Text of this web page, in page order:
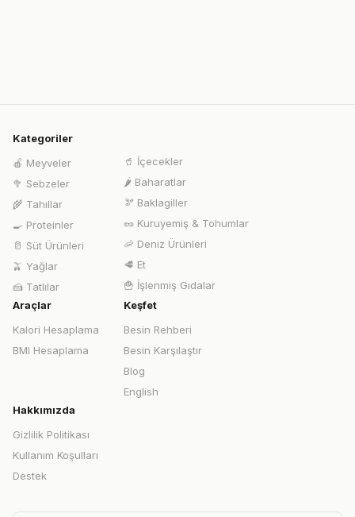
Kategoriler
🍎 Meyveler
🥦 Sebzeler
🌾 Tahıllar
🍳 Proteinler
🥛 Süt Ürünleri
🫒 Yağlar
🍰 Tatlılar
🥤 İçecekler
🌶️ Baharatlar
🫘 Baklagiller
🥜 Kuruyemiş & Tohumlar
🦐 Deniz Ürünleri
🥩 Et
🍟 İşlenmiş Gıdalar
Araçlar
Kalori Hesaplama
BMI Hesaplama
Keşfet
Besin Rehberi
Besin Karşılaştır
Blog
English
Hakkımızda
Gizlilik Politikası
Kullanım Koşulları
Destek